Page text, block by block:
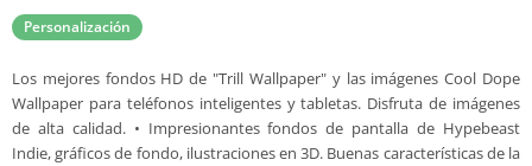
Personalización
Los mejores fondos HD de "Trill Wallpaper" y las imágenes Cool Dope
Wallpaper para teléfonos inteligentes y tabletas. Disfruta de imágenes
de alta calidad. • Impresionantes fondos de pantalla de Hypebeast
Indie, gráficos de fondo, ilustraciones en 3D. Buenas características de la